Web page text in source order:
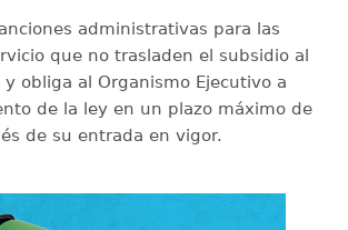
administrativas para las
que no trasladen el subsidio al
obliga al Organismo Ejecutivo a
de la ley en un plazo máximo de
de su entrada en vigor.